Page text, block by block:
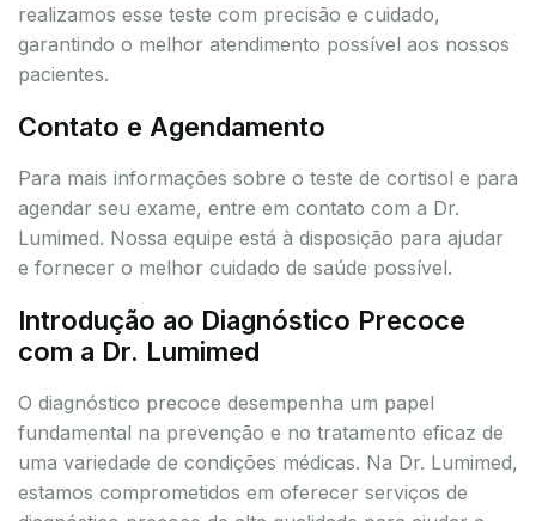
realizamos esse teste com precisão e cuidado,
garantindo o melhor atendimento possível aos nossos
pacientes.
Contato e Agendamento
Para mais informações sobre o teste de cortisol e para
agendar seu exame, entre em contato com a Dr.
Lumimed. Nossa equipe está à disposição para ajudar
e fornecer o melhor cuidado de saúde possível.
Introdução ao Diagnóstico Precoce
com a Dr. Lumimed
O diagnóstico precoce desempenha um papel
fundamental na prevenção e no tratamento eficaz de
uma variedade de condições médicas. Na Dr. Lumimed,
estamos comprometidos em oferecer serviços de